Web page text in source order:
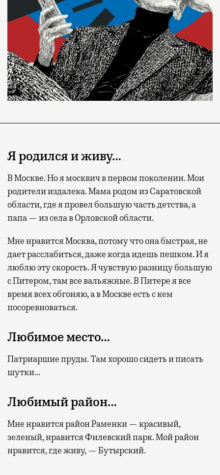
Я родился и живу…
В Москве. Но я москвич в первом поколении. Мои
родители издалека. Мама родом из Саратовской
области, где я провел большую часть детства, а
папа — из села в Орловской области.
Мне нравится Москва, потому что она быстрая, не
дает расслабиться, даже когда идешь пешком. И я
люблю эту скорость. Я чувствую разницу большую
с Питером, там все вальяжные. В Питере я все
время всех обгоняю, а в Москве есть с кем
посоревноваться.
Любимое место…
Патриаршие пруды. Там хорошо сидеть и писать
шутки…
Любимый район…
Мне нравится район Раменки — красивый,
зеленый, нравится Филевский парк. Мой район
нравится, где живу, — Бутырский.